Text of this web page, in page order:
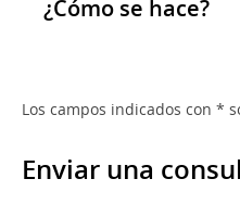
¿Cómo se hace?
Los campos indicados con *
Enviar una